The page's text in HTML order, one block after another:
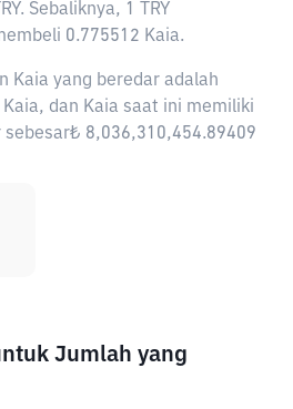
Sebaliknya, 1 TRY
0.775512 Kaia.
Kaia yang beredar adalah
dan Kaia saat ini memiliki
8,036,310,454.89409
Jumlah yang